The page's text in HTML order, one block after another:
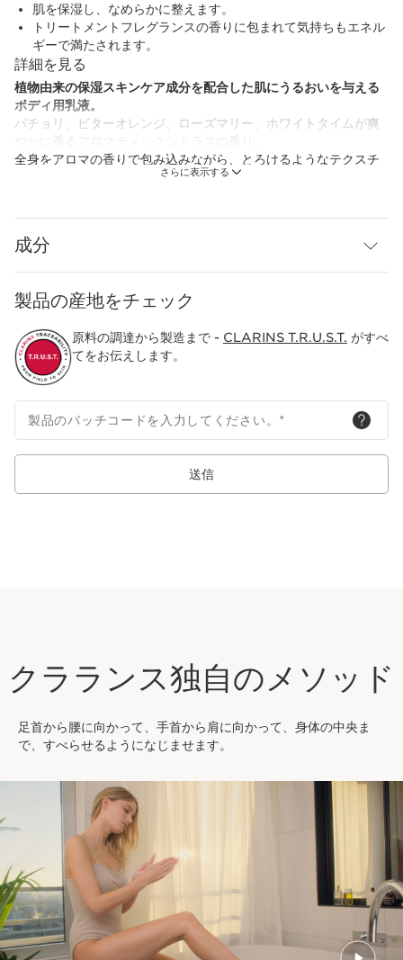
さらに表示する
肌を保湿し、なめらかに整えます。
トリートメントフレグランスの香りに包まれて気持ちもエネル
ギーで満たされます。
詳細を見る
植物由来の保湿スキンケア成分を配合した肌にうるおいを与える
ボディ用乳液。
パチョリ、ビターオレンジ、ローズマリー、ホワイトタイムが爽
全身をアロマの香りで包み込みながら、とろけるようなテクスチ
ャーで素早く肌になじみます。
成分
製品の産地をチェック
原料の調達から製造まで - CLARINS T.R.U.S.T. がすべ
てをお伝えします。
製品のバッチコードを入力してください。 *
送信
クラランス独自のメソッド
足首から腰に向かって、手首から肩に向かって、身体の中央ま
で、すべらせるようになじませます。